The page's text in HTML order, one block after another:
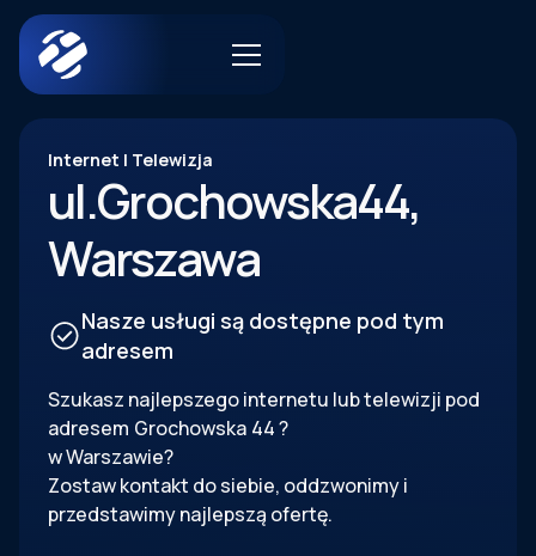
Internet | Telewizja
ul.Grochowska44,
Warszawa
Nasze usługi są dostępne pod tym
adresem
Szukasz najlepszego internetu lub telewizji pod
adresem Grochowska 44?
w Warszawie?
Zostaw kontakt do siebie, oddzwonimy i
przedstawimy najlepszą ofertę.